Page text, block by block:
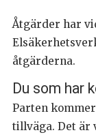
Åtgärder har
åtgärderna.
Du som har
Parten
tillväga. Det är